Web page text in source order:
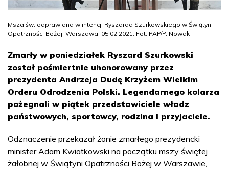
Msza św. odprawiana w intencji Ryszarda Szurkowskiego w Świątyni
Opatrzności Bożej. Warszawa, 05.02.2021. Fot. PAP/P. Nowak
Zmarły w poniedziałek Ryszard Szurkowski
został pośmiertnie uhonorowany przez
prezydenta Andrzeja Dudę Krzyżem Wielkim
Orderu Odrodzenia Polski. Legendarnego kolarza
pożegnali w piątek przedstawiciele władz
państwowych, sportowcy, rodzina i przyjaciele.
Odznaczenie przekazał żonie zmarłego prezydencki
minister Adam Kwiatkowski na początku mszy świętej
żałobnej w Świątyni Opatrzności Bożej w Warszawie,